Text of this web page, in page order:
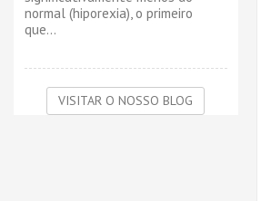
normal (hiporexia), o primeiro
que...
VISITAR O NOSSO BLOG